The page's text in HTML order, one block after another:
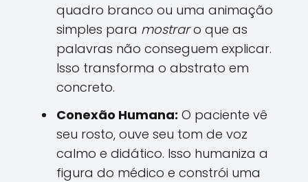
quadro branco ou uma animação
simples para mostraro que as
palavras não conseguem explicar.
Isso transforma o abstrato em
concreto.
Conexão Humana: O paciente vê
seu rosto, ouve seu tom de voz
calmo e didático. Isso humaniza a
figura do médico e constrói uma